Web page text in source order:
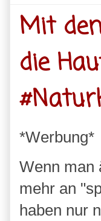
Mit
die
*Werbung*
Wenn man
mehr an
haben nur